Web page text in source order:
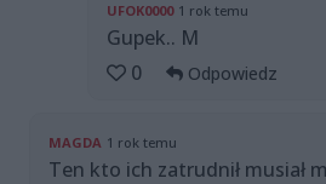
UFOK0000 1 rok temu
Gupek.. M
0
Odpowiedz
MAGDA 1 rok temu
Ten kto ich zatrudnił musiał